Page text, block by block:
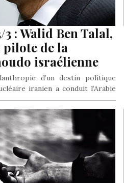
: Walid Ben Talal,
pilote de la
israélienne
d’un destin politique
iranien a conduit l’Arabie